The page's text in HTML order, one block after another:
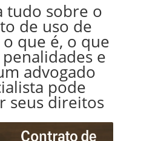
tudo sobre o
de uso de
que é, o que
e
advogado
pode
seus direitos